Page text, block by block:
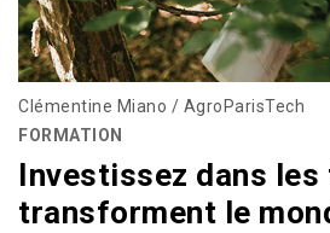
Clémentine Miano / AgroParisTech
FORMATION
Investissez dans
transforment le